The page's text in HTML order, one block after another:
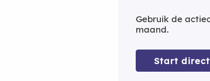
Gebruik de
maand.
Start direct